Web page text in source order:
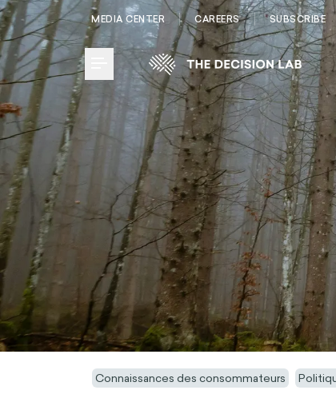
MEDIA CENTER CAREERS SUBSCRIBE
Toggle Menu
Connaissances des consommateurs